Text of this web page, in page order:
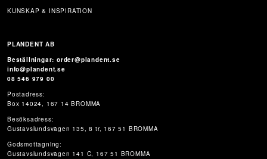
KUNSKAP & INSPIRATION
PLANDENT AB
Beställningar: order@plandent.se
info@plandent.se
08 546 979 00
Postadress:
Box 14024, 167 14 BROMMA
Besöksadress:
Gustavslundsvägen 135, 8 tr, 167 51 BROMMA
Godsmottagning:
Gustavslundsvägen 141 C, 167 51 BROMMA